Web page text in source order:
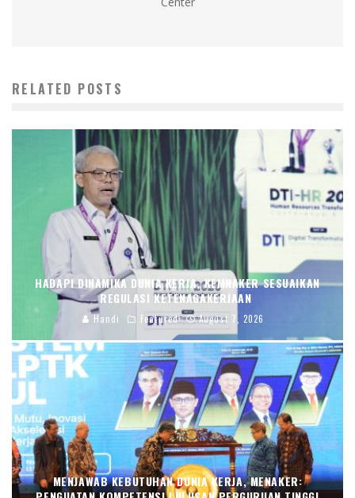
RELATED POSTS
HADAPI DINAMIKA DUNIA KERJA, KEMNAKER SESUAIKAN
REGULASI KETENAGAKERJAAN
Handi Featured August 7, 2026
MENJAWAB KEBUTUHAN DUNIA KERJA, MENAKER: